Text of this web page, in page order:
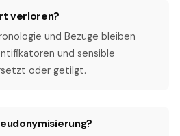
verloren?
und Bezüge bleiben
und sensible
oder getilgt.